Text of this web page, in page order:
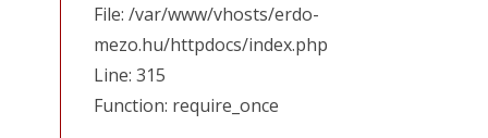
File: /var/www/vhosts/erdo-
mezo.hu/httpdocs/index.php
Line: 315
Function: require_once